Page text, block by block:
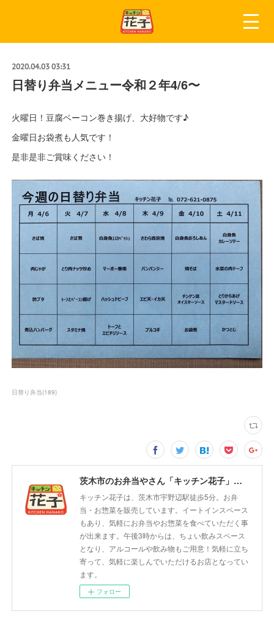
2020.04.03 03:31
日替り弁当メニュー令和２年4/6〜
火曜日！豆腐ベーコン巻き揚げ、大好物です♪
金曜日お袋煮も人気です！
是非是非ご賞味ください！
日替り弁当(189)
茨木市のお弁当やさん「キッチン花子」ちょい飲みスペース「サウス」
キッチン花子は、茨木市宇野辺駅徒歩5分。お弁
当・お惣菜を販売しています。イートインスペース
もあり、気軽にお弁当やお惣菜を食べていただく事
が出来ます。午後3時からは、ちょい飲みスペース
となり、アルコールや飲み物もご用意！気軽に立ち
寄って、気軽に楽しんでいただけるお店となってい
ます。
フォロー